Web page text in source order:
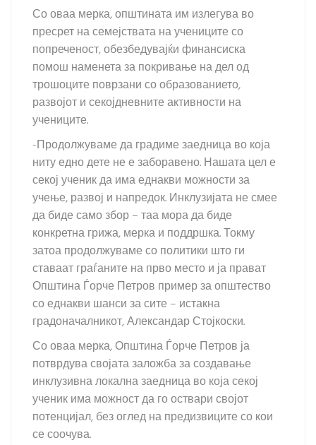
Со оваа мерка, општината им излегува во
пресрет на семејствата на учениците со
попреченост, обезбедувајќи финансиска
помош наменета за покривање на дел од
трошоците поврзани со образованието,
развојот и секојдневните активности на
учениците.
-Продолжуваме да градиме заедница во која
ниту едно дете не е заборавено. Нашата цел е
секој ученик да има еднакви можности за
учење, развој и напредок. Инклузијата не смее
да биде само збор – таа мора да биде
конкретна грижа, мерка и поддршка. Токму
затоа продолжуваме со политики што ги
ставаат граѓаните на прво место и ја прават
Општина Ѓорче Петров пример за општество
со еднакви шанси за сите – истакна
градоначалникот, Александар Стојкоски.
Со оваа мерка, Општина Ѓорче Петров ја
потврдува својата заложба за создавање
инклузивна локална заедница во која секој
ученик има можност да го оствари својот
потенцијал, без оглед на предизвиците со кои
се соочува.